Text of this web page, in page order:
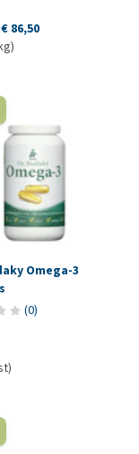
€ 86,50
Omega-3
(0)